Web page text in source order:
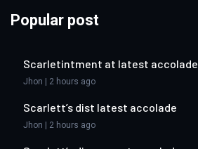
Popular post
Scarletintment at latest accolade
Jhon | 2 hours ago
Scarlett’s dist latest accolade
Jhon | 2 hours ago